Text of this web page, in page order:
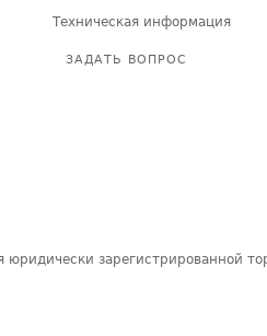
Техническая информация
ЗАДАТЬ ВОПРОС
юридически зарегистрированной